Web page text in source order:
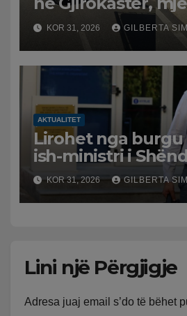
përplaset me atë
bektashian
KOR 31, 2026 GILBERTA
AKTUALITET
Lirohet nga burgu
ish-ministri i
‘kthehet’ në
ndryshon masën
KOR 31, 2026 GILBERTA
Lini një Përgjigje
Adresa juaj email s’do të bëhet